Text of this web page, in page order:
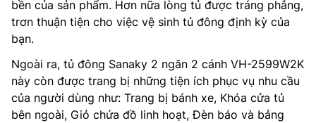
bền của sản phẩm. Hơn nữa lòng tủ được tráng phẳng,
trơn thuận tiện cho việc vệ sinh tủ đông định kỳ của
bạn.
Ngoài ra, tủ đông Sanaky 2 ngăn 2 cánh VH-2599W2K
này còn được trang bị những tiện ích phục vụ nhu cầu
của người dùng như: Trang bị bánh xe, Khóa cửa tủ
bên ngoài, Giỏ chứa đồ linh hoạt, Đèn báo và bảng